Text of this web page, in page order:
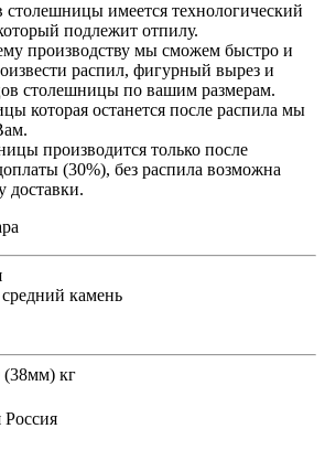
имеется технологический
подлежит отпилу.
производству мы сможем быстро и
распил, фигурный вырез и
столешницы по вашим размерам.
которая останется после распила мы
производится только после
(30%), без распила возможна
доставки.
камень
кг
Россия